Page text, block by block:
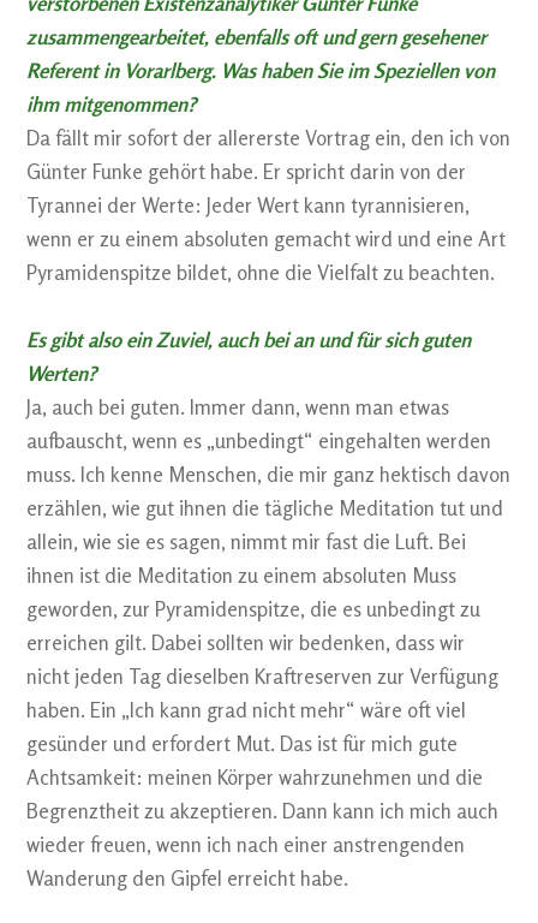
zusammengearbeitet, ebenfalls oft und gern gesehener
Referent in Vorarlberg. Was haben Sie im Speziellen von
ihm mitgenommen?
Da fällt mir sofort der allererste Vortrag ein, den ich von
Günter Funke gehört habe. Er spricht darin von der
Tyrannei der Werte: Jeder Wert kann tyrannisieren,
wenn er zu einem absoluten gemacht wird und eine Art
Pyramidenspitze bildet, ohne die Vielfalt zu beachten.
Es gibt also ein Zuviel, auch bei an und für sich guten
Werten?
Ja, auch bei guten. Immer dann, wenn man etwas
aufbauscht, wenn es „unbedingt“ eingehalten werden
muss. Ich kenne Menschen, die mir ganz hektisch davon
erzählen, wie gut ihnen die tägliche Meditation tut und
allein, wie sie es sagen, nimmt mir fast die Luft. Bei
ihnen ist die Meditation zu einem absoluten Muss
geworden, zur Pyramidenspitze, die es unbedingt zu
erreichen gilt. Dabei sollten wir bedenken, dass wir
nicht jeden Tag dieselben Kraftreserven zur Verfügung
haben. Ein „Ich kann grad nicht mehr“ wäre oft viel
gesünder und erfordert Mut. Das ist für mich gute
Achtsamkeit: meinen Körper wahrzunehmen und die
Begrenztheit zu akzeptieren. Dann kann ich mich auch
wieder freuen, wenn ich nach einer anstrengenden
Wanderung den Gipfel erreicht habe.